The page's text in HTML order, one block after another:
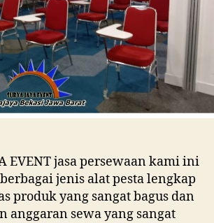
EVENT jasa persewaan kami ini
jenis alat pesta lengkap
produk yang sangat bagus dan
anggaran sewa yang sangat